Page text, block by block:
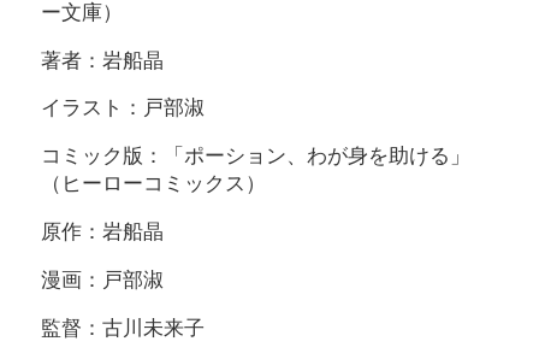
ー文庫）
著者：岩船晶
イラスト：戸部淑
コミック版：「ポーション、わが身を助ける」
（ヒーローコミックス）
原作：岩船晶
漫画：戸部淑
監督：古川未来子